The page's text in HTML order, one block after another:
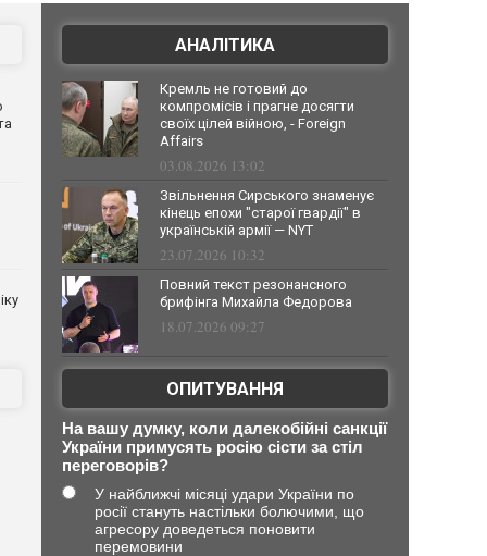
АНАЛІТИКА
Кремль не готовий до
компромісів і прагне досягти
своїх цілей війною, - Foreign
Affairs
03.08.2026 13:02
Звільнення Сирського знаменує
кінець епохи "старої гвардії" в
українській армії — NYT
23.07.2026 10:32
Повний текст резонансного
брифінга Михайла Федорова
18.07.2026 09:27
ОПИТУВАННЯ
На вашу думку, коли далекобійні санкції
України примусять росію сісти за стіл
переговорів?
У найближчі місяці удари України по
росії стануть настільки болючими, що
агресору доведеться поновити
перемовини